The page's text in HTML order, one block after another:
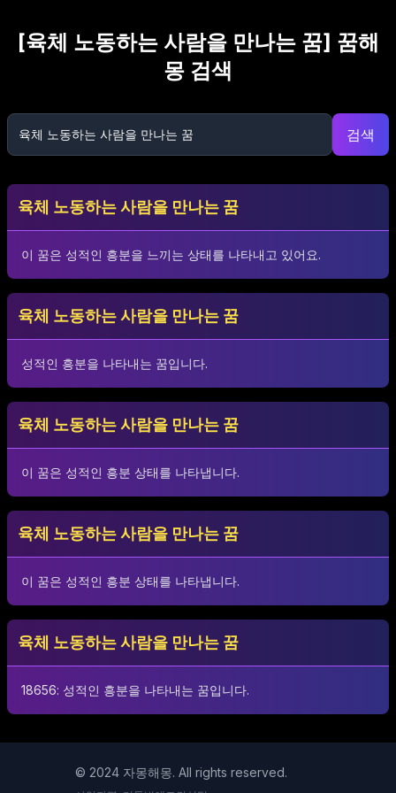
[육체 노동하는 사람을 만나는 꿈] 꿈해
몽 검색
검색
육체 노동하는 사람을 만나는 꿈
이 꿈은 성적인 흥분을 느끼는 상태를 나타내고 있어요.
육체 노동하는 사람을 만나는 꿈
성적인 흥분을 나타내는 꿈입니다.
육체 노동하는 사람을 만나는 꿈
이 꿈은 성적인 흥분 상태를 나타냅니다.
육체 노동하는 사람을 만나는 꿈
이 꿈은 성적인 흥분 상태를 나타냅니다.
육체 노동하는 사람을 만나는 꿈
18656: 성적인 흥분을 나타내는 꿈입니다.
© 2024 자몽해몽. All rights reserved.